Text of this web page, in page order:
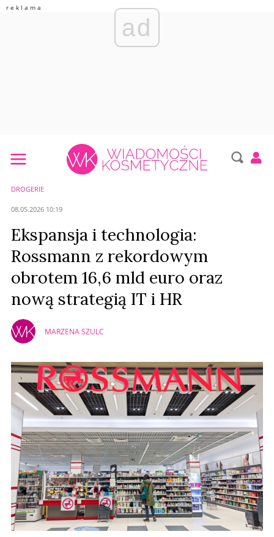
ad
DROGERIE
08.05.2026 10:19
Ekspansja i technologia:
Rossmann z rekordowym
obrotem 16,6 mld euro oraz
nową strategią IT i HR
MARZENA SZULC